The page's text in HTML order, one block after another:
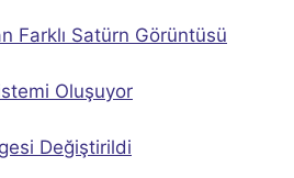
Farklı Satürn Görüntüsü
Oluşuyor
Değiştirildi